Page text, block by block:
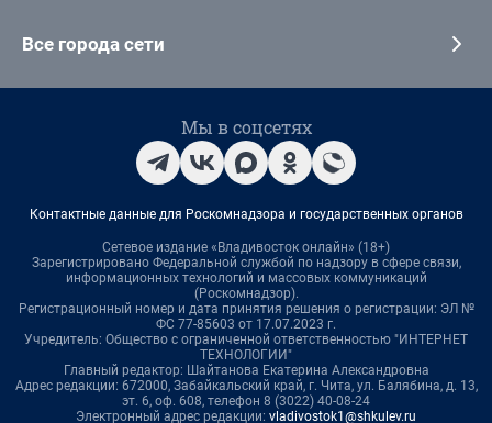
Все города сети
Мы в соцсетях
Контактные данные для Роскомнадзора и государственных органов
Сетевое издание «Владивосток онлайн» (18+)
Зарегистрировано Федеральной службой по надзору в сфере связи,
информационных технологий и массовых коммуникаций
(Роскомнадзор).
Регистрационный номер и дата принятия решения о регистрации: ЭЛ №
ФС 77-85603 от 17.07.2023 г.
Учредитель: Общество с ограниченной ответственностью "ИНТЕРНЕТ
ТЕХНОЛОГИИ"
Главный редактор: Шайтанова Екатерина Александровна
Адрес редакции: 672000, Забайкальский край, г. Чита, ул. Балябина, д. 13,
эт. 6, оф. 608, телефон 8 (3022) 40-08-24
Электронный адрес редакции: vladivostok1@shkulev.ru